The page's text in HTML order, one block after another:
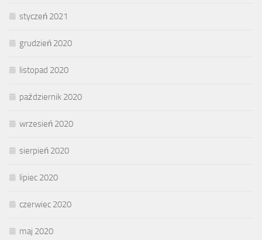
styczeń 2021
grudzień 2020
listopad 2020
październik 2020
wrzesień 2020
sierpień 2020
lipiec 2020
czerwiec 2020
maj 2020